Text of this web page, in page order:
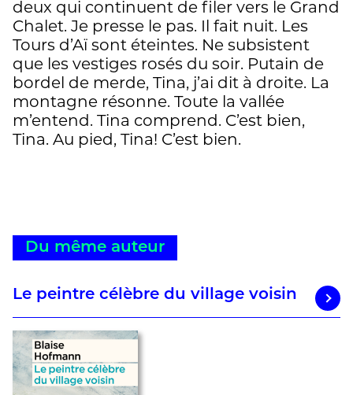
deux qui continuent de filer vers le Grand
Chalet. Je presse le pas. Il fait nuit. Les
Tours d’Aï sont éteintes. Ne subsistent
que les vestiges rosés du soir. Putain de
bordel de merde, Tina, j’ai dit à droite. La
montagne résonne. Toute la vallée
m’entend. Tina comprend. C’est bien,
Tina. Au pied, Tina! C’est bien.
Du même auteur
Le peintre célèbre du village voisin